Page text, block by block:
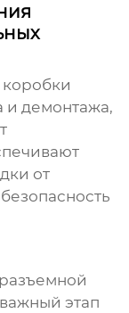
и демонтажа,
от
разъемной
этап